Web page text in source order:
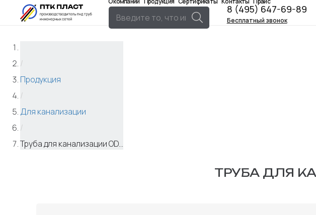
8 (495) 647-69-89
Бесплатный звонок
/
Продукция
/
Для канализации
/
Труба для канализации OD...
ТРУБА ДЛЯ